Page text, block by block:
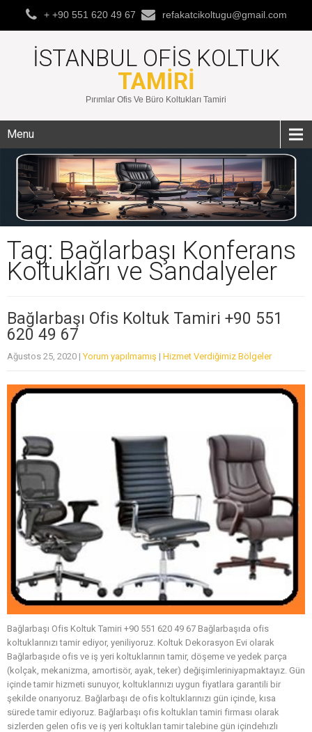
+ +90 551 620 49 67 refakatcikoltugu@gmail.com
İSTANBUL OFIS KOLTUK
TAMIRI
Pırımlar Ofis Ve Büro Koltukları Tamiri
Menu
Tag: Bağlarbaşı Konferans
Koltukları ve Sandalyeler
Bağlarbaşı Ofis Koltuk Tamiri +90 551
620 49 67
Ağustos 25, 2020 |Yorum yapılmamış | Hizmet Verdiğimiz Bölgeler
Bağlarbaşı Ofis Koltuk Tamiri +90 551 620 49 67 Bağlarbaşıda ofis
koltuklarınızı tamir ediyor, yeniliyoruz. Koltuk Dekorasyon Evi olarak
Bağlarbaşıde ofis ve iş yeri koltuklarının tamir, döşeme ve yedek parça
(kolçak, mekanizma, amortisör, ayak, teker) değişimleriniyapmaktayız. Gün
içinde tamir hizmeti sunuyor, koltuklarınızı uygun fiyatlara garantili bir
şekilde onarıyoruz. Bağlarbaşı de ofis koltuklarınızı gün içinde, kısa
sürede tamir ediyoruz. Bağlarbaşı ofis koltukları tamiri firması olarak
sizlerden gelen ofis ve iş yeri koltukları tamir talebine gün içindehızlı